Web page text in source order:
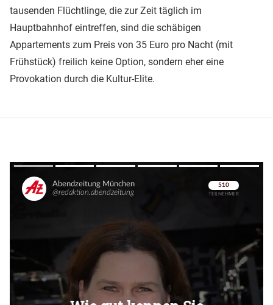
tausenden Flüchtlinge, die zur Zeit täglich im
Hauptbahnhof eintreffen, sind die schäbigen
Appartements zum Preis von 35 Euro pro Nacht (mit
Frühstück) freilich keine Option, sondern eher eine
Provokation durch die Kultur-Elite.
Überspringen